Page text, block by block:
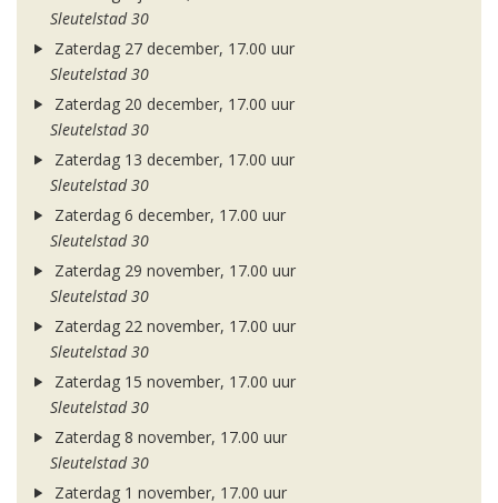
Sleutelstad 30
Zaterdag 27 december, 17.00 uur
Sleutelstad 30
Zaterdag 20 december, 17.00 uur
Sleutelstad 30
Zaterdag 13 december, 17.00 uur
Sleutelstad 30
Zaterdag 6 december, 17.00 uur
Sleutelstad 30
Zaterdag 29 november, 17.00 uur
Sleutelstad 30
Zaterdag 22 november, 17.00 uur
Sleutelstad 30
Zaterdag 15 november, 17.00 uur
Sleutelstad 30
Zaterdag 8 november, 17.00 uur
Sleutelstad 30
Zaterdag 1 november, 17.00 uur